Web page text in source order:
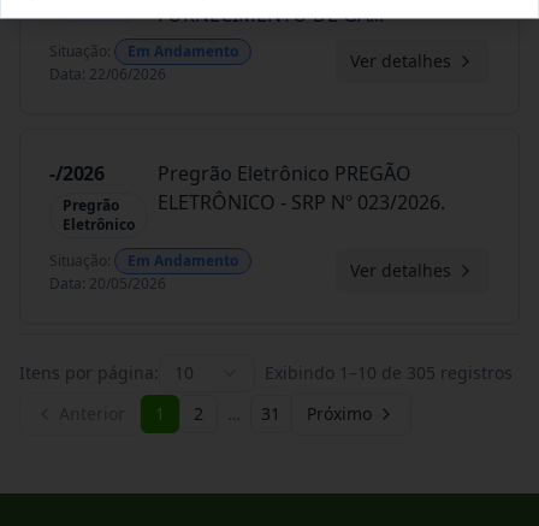
FORNECIMENTO DE GA...
Situação:
Em Andamento
Data: 22/06/2026
Ver detalhes
-/2026
Pregrão
Eletrônico
Pregrão Eletrônico PREGÃO
ELETRÔNICO - SRP Nº 023/2026.
Situação:
Em Andamento
Data: 20/05/2026
Ver detalhes
Itens por página: 10 Exibindo 1 –10 de 305 registros
1 2 … 31 Próximo